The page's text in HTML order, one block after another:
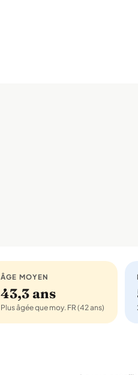
ÂGE MOYEN
43,3 ans
Plus âgée que moy. FR (42 ans)